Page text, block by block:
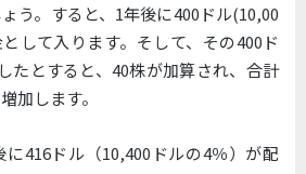
う。すると、1年後に400ドル(10,00
して入ります。そして、その400ド
たとすると、40株が加算され、合計
加します。
416ドル（10,400ドルの4％）が配